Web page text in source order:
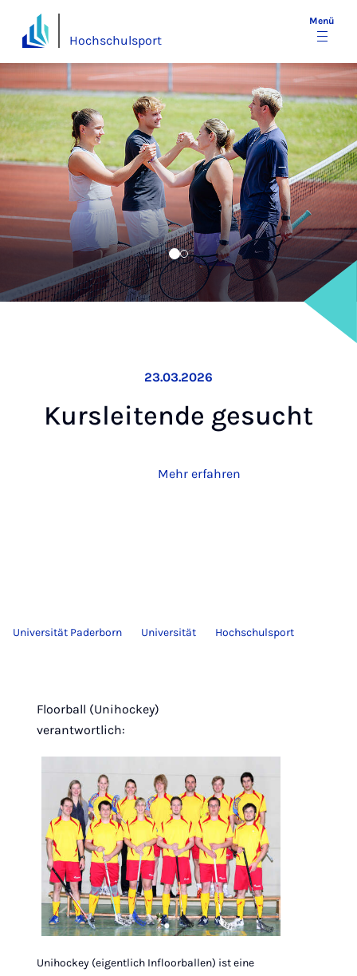
Hochschulsport
Menü
23.03.2026
Kurs­lei­ten­de ge­sucht
Mehr erfahren
Universität Paderborn Universität Hochschulsport
Floorball (Unihockey)
verantwortlich:
Unihockey (eigentlich Infloorballen) ist eine